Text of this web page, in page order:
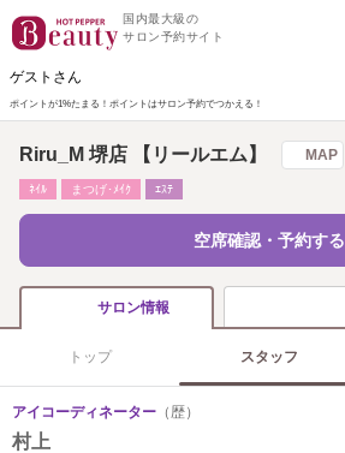
国内最大級の
サロン予約サイト
ゲストさん
ポイントが1%たまる！ ポイントはサロン予約でつかえる！
Riru_M 堺店 【リールエム】 MAP
ﾈｲﾙ まつげ･ﾒｲｸ ｴｽﾃ
空席確認・予約する
サロン情報
トップ スタッフ
アイコーディネーター （歴）
村上